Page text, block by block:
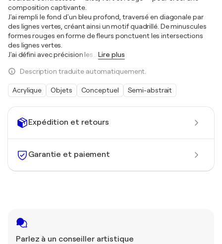
Expédition et retours
Garantie et paiement
Parlez à un conseiller artistique
composition captivante.
J'ai rempli le fond d'un bleu profond, traversé en diagonale par
des lignes vertes, créant ainsi un motif quadrillé. De minuscules
formes rouges en forme de fleurs ponctuent les intersections
des lignes vertes.
J'ai défini avec précision les
Lire plus
Description traduite automatiquement.
Acrylique Objets Conceptuel Semi-abstrait